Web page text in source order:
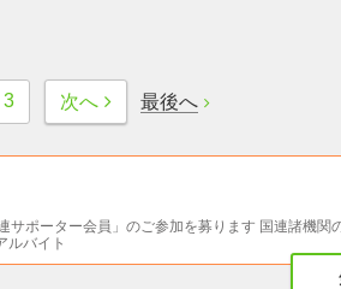
3 次へ 最後へ
ポーター会員」のご参加を募ります 国連諸機関
ルバイト